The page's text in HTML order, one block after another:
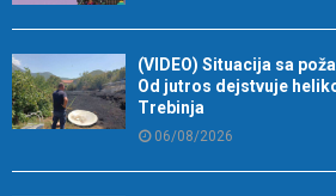
(VIDEO) Situacija sa
Od jutros dejstvuje
Trebinja
06/08/2026